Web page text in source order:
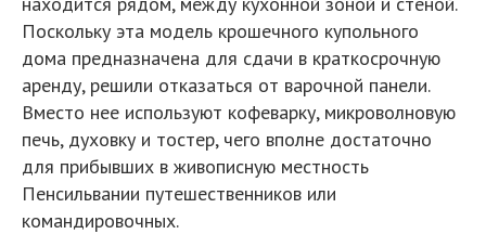
Поскольку эта модель крошечного купольного
дома предназначена для сдачи в краткосрочную
аренду, решили отказаться от варочной панели.
Вместо нее используют кофеварку, микроволновую
печь, духовку и тостер, чего вполне достаточно
для прибывших в живописную местность
Пенсильвании путешественников или
командировочных.